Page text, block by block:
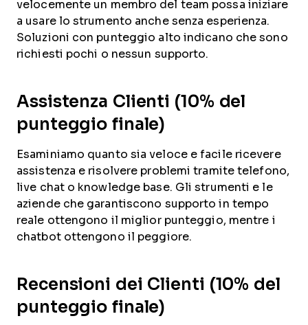
velocemente un membro del team possa iniziare
a usare lo strumento anche senza esperienza.
Soluzioni con punteggio alto indicano che sono
richiesti pochi o nessun supporto.
Assistenza Clienti (10% del
punteggio finale)
Esaminiamo quanto sia veloce e facile ricevere
assistenza e risolvere problemi tramite telefono,
live chat o knowledge base. Gli strumenti e le
aziende che garantiscono supporto in tempo
reale ottengono il miglior punteggio, mentre i
chatbot ottengono il peggiore.
Recensioni dei Clienti (10% del
punteggio finale)